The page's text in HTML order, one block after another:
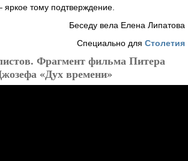
тому подтверждение.
Беседу вела Елена Липатова
Специально для Столетия
Фрагмент фильма Питера
«Дух времени»